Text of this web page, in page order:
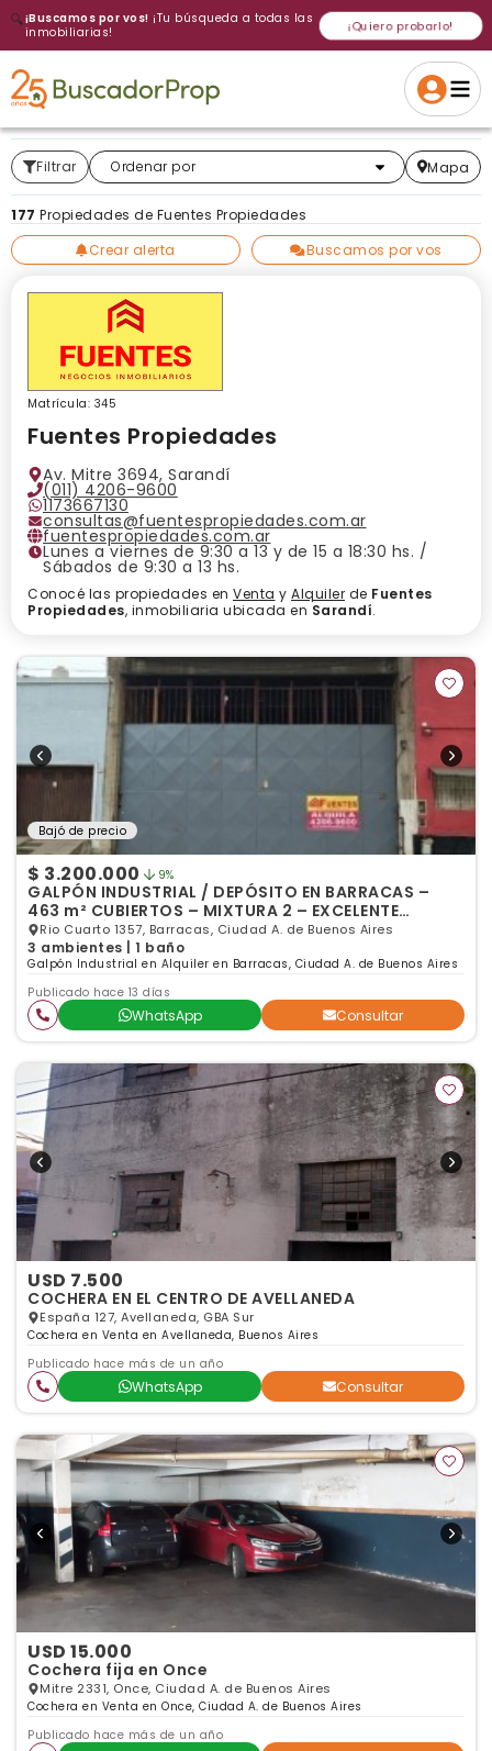
🔍¡Buscamos por vos! ¡Tu búsqueda a todas las
inmobiliarias!
¡Quiero probarlo!
Cancelar Si, eliminar
Gracias
Volver a intentar
Volver a intentarlo
Crear alerta
¡Si, enviar a todos!
Filtrar Ordenar por
Más relevantes Mapa
177 Propiedades de Fuentes Propiedades
Crear alerta
Buscamos por vos
Fuentes Propiedades
Av. Mitre 3694, Sarandí
(011) 4206-9600
1173667130
consultas@fuentespropiedades.com.ar
fuentespropiedades.com.ar
Lunes a viernes de 9:30 a 13 y de 15 a 18:30 hs. /
Sábados de 9:30 a 13 hs.
Matrícula: 345
Conocé las propiedades en Venta y Alquiler de Fuentes
Propiedades, inmobiliaria ubicada en Sarandí.
Bajó de precio
$ 3.200.000 9%
GALPÓN INDUSTRIAL / DEPÓSITO EN BARRACAS –
463 m² CUBIERTOS – MIXTURA 2 – EXCELENTE
UBICACIÓN
Rio Cuarto 1357, Barracas, Ciudad A. de Buenos Aires
3 ambientes | 1 baño
Galpón Industrial en Alquiler en Barracas, Ciudad A. de Buenos Aires
Publicado hace 13 días
WhatsApp Consultar
USD 7.500
COCHERA EN EL CENTRO DE AVELLANEDA
España 127, Avellaneda, GBA Sur
Cochera en Venta en Avellaneda, Buenos Aires
Publicado hace más de un año
WhatsApp Consultar
USD 15.000
Cochera fija en Once
Mitre 2331, Once, Ciudad A. de Buenos Aires
Cochera en Venta en Once, Ciudad A. de Buenos Aires
Publicado hace más de un año